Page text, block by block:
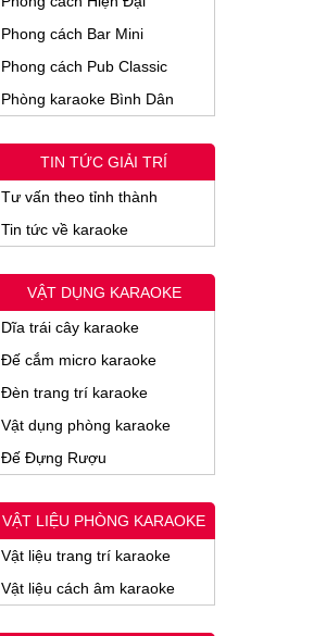
Phong cách Bar Mini
Phong cách Pub Classic
Phòng karaoke Bình Dân
TIN TỨC GIẢI TRÍ
Tư vấn theo tỉnh thành
Tin tức về karaoke
VẬT DỤNG KARAOKE
Dĩa trái cây karaoke
Đế cắm micro karaoke
Đèn trang trí karaoke
Vật dụng phòng karaoke
Đế Đựng Rượu
VẬT LIỆU PHÒNG KARAOKE
Vật liệu trang trí karaoke
Vật liệu cách âm karaoke